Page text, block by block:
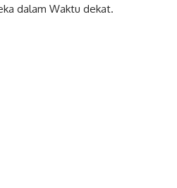
dalam Waktu dekat.